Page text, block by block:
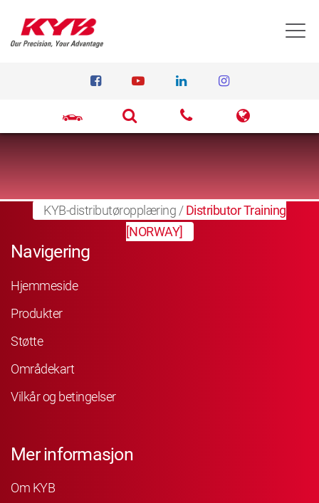
KYB-distributøropplæring /Distributor Training
[NORWAY]
Navigering
Hjemmeside
Produkter
Støtte
Områdekart
Vilkår og betingelser
Mer informasjon
Om KYB